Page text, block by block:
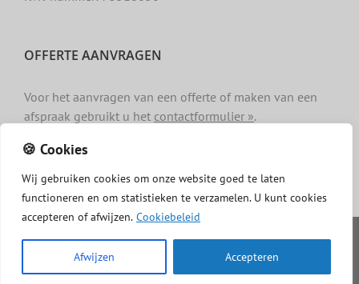
🍪 Cookies
Wij gebruiken cookies om onze website goed te laten
functioneren en om statistieken te verzamelen. U kunt cookies
accepteren of afwijzen. Cookiebeleid
Afwijzen Accepteren
OFFERTE AANVRAGEN
Voor het aanvragen van een offerte of maken van een
afspraak gebruikt u het contactformulier ».
Copyright -Dakgotenschoonmaken.com|Privacy|Algemene
voorwaarden
Disclaimer